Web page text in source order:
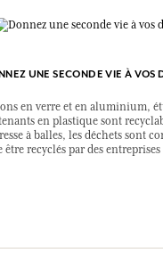
UNE SECONDE VIE À VOS
en verre et en aluminium,
en plastique sont
à balles, les déchets sont
être recyclés par des entreprises